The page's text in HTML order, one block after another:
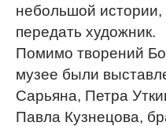
небольшой истории,
передать художник.
Помимо творений
музее были
Сарьяна, Петра
Павла Кузнецова,